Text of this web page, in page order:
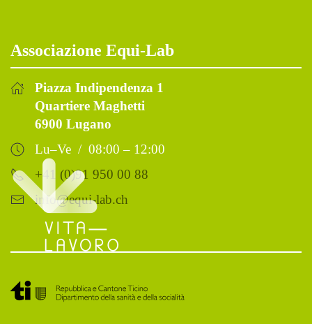
Associazione Equi-Lab
Piazza Indipendenza 1
Quartiere Maghetti
6900 Lugano
Lu–Ve / 08:00 – 12:00
+41 (0)91 950 00 88
info@equi-lab.ch